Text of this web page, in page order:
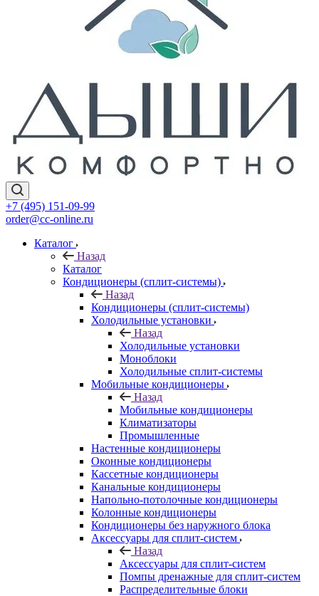
+7 (495) 151-09-99
order@cc-online.ru
Каталог
Назад
Каталог
Кондиционеры (сплит-системы)
Назад
Кондиционеры (сплит-системы)
Холодильные установки
Назад
Холодильные установки
Моноблоки
Холодильные сплит-системы
Мобильные кондиционеры
Назад
Мобильные кондиционеры
Климатизаторы
Промышленные
Настенные кондиционеры
Оконные кондиционеры
Кассетные кондиционеры
Канальные кондиционеры
Напольно-потолочные кондиционеры
Колонные кондиционеры
Кондиционеры без наружного блока
Аксессуары для сплит-систем
Назад
Аксессуары для сплит-систем
Помпы дренажные для сплит-систем
Распределительные блоки